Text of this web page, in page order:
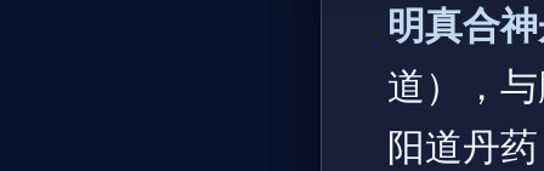
明真合
道），
阳道丹